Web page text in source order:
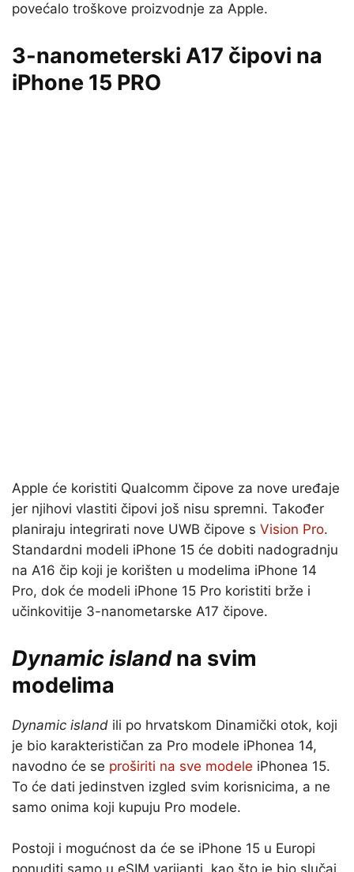
povećalo troškove proizvodnje za Apple.
3-nanometerski A17 čipovi na
iPhone 15 PRO
Apple će koristiti Qualcomm čipove za nove uređaje
jer njihovi vlastiti čipovi još nisu spremni. Također
planiraju integrirati nove UWB čipove s Vision Pro.
Standardni modeli iPhone 15 će dobiti nadogradnju
na A16 čip koji je korišten u modelima iPhone 14
Pro, dok će modeli iPhone 15 Pro koristiti brže i
učinkovitije 3-nanometarske A17 čipove.
Dynamic islandna svim
modelima
Dynamic island ili po hrvatskom Dinamički otok, koji
je bio karakterističan za Pro modele iPhonea 14,
navodno će se proširiti na sve modele iPhonea 15.
To će dati jedinstven izgled svim korisnicima, a ne
samo onima koji kupuju Pro modele.
Postoji i mogućnost da će se iPhone 15 u Europi